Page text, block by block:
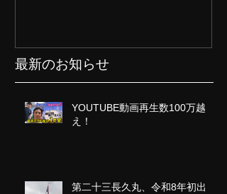
最新のお知らせ
YOUTUBE動画再生数100万越
え！
第二十三長久丸、令和8年初出